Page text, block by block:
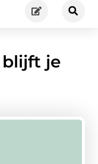
blijft je